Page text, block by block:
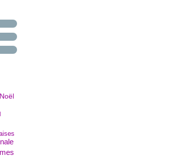
Noël